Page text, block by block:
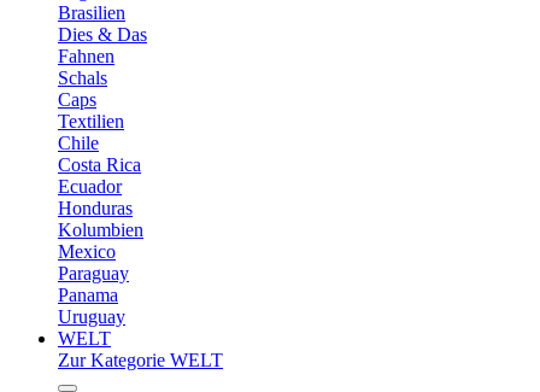
Brasilien
Dies & Das
Fahnen
Schals
Caps
Textilien
Chile
Costa Rica
Ecuador
Honduras
Kolumbien
Mexico
Paraguay
Panama
Uruguay
WELT
Zur Kategorie WELT